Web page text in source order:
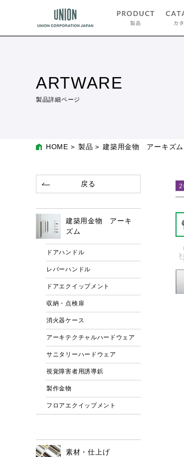
ARTWARE
製品詳細ページ
HOME 製品 建築用金物 アーキズム
戻る
建築用金物 アーキ
ズム
ドアハンドル
レバーハンドル
ドアエクイップメント
収納・点検扉
消火器ケース
アーキテクチャルハードウェア
サニタリーハードウェア
視覚障害者用誘導鋲
製作金物
フロアエクイップメント
素材・仕上げ